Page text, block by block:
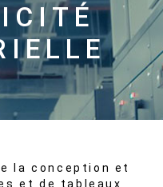
la conception et
et de tableaux